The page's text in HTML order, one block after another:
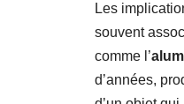
Les
souvent
comme l’
d’années,